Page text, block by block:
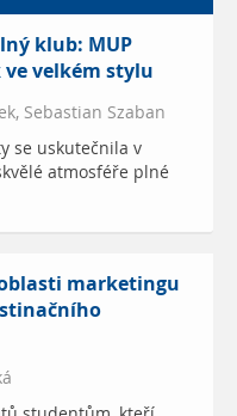
klub: MUP
velkém stylu
Sebastian Szaban
se uskutečnila v
atmosféře plné
marketingu